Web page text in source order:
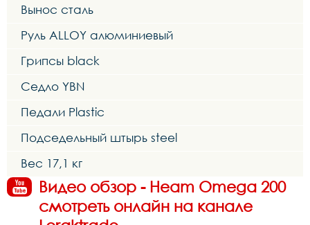
Вынос сталь
Руль ALLOY алюминиевый
Грипсы black
Седло YBN
Педали Plastic
Подседельный штырь steel
Вес 17,1 кг
Видео обзор - Heam Omega 200
смотреть онлайн на канале